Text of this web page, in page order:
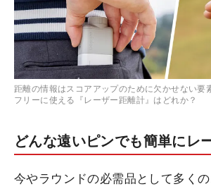
距離の情報はスコアアップのために欠かせない要
フリーに使える『レーザー距離計』はどれか？
どんな遠いピンでも簡単にレ
今やラウンドの必需品として多く